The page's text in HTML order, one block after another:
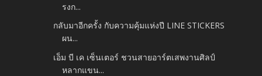
รงก...
กลับมาอีกครั้ง กับความคุ้มแห่งปี LINE STICKERS
ผน...
เอ็ม บี เค เซ็นเตอร์ ชวนสายอาร์ตเสพงานศิลป์
หลากแขน...